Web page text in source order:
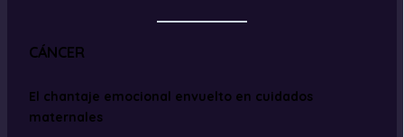
CÁNCER
El chantaje emocional envuelto en cuidados
maternales